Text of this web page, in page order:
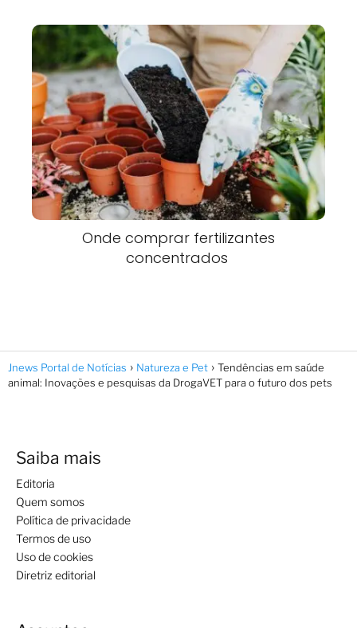
Onde comprar fertilizantes
concentrados
Jnews Portal de Notícias Natureza e Pet
Tendências em saúde
animal: Inovações e pesquisas da DrogaVET para o futuro dos pets
Saiba mais
Editoria
Quem somos
Política de privacidade
Termos de uso
Uso de cookies
Diretriz editorial